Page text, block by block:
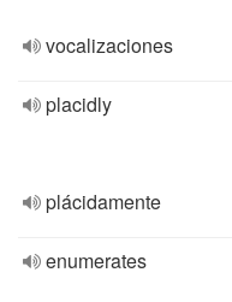
vocalizaciones
placidly
plácidamente
enumerates